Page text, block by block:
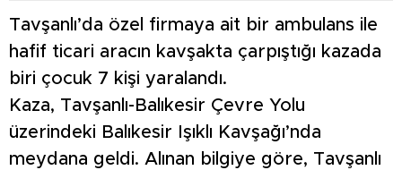
Tavşanlı’da özel firmaya ait bir ambulans ile
hafif ticari aracın kavşakta çarpıştığı kazada
biri çocuk 7 kişi yaralandı.
Kaza, Tavşanlı-Balıkesir Çevre Yolu
üzerindeki Balıkesir Işıklı Kavşağı’nda
meydana geldi. Alınan bilgiye göre, Tavşanlı